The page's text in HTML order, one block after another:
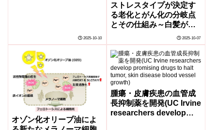
2025-10-10
ストレスタイプが決定す
る老化とがん化の分岐点
とその仕組み～白髪が増
えるのはがんを防ぐため?
色素幹細胞の老化分化に
よりがん化しやすい損傷
細胞が選択的に除去され
る～
2025-10-07
オゾン化オリーブ油によ
腫瘍・皮膚疾患の血管成
長抑制薬を開発(UC Irvine
researchers develop